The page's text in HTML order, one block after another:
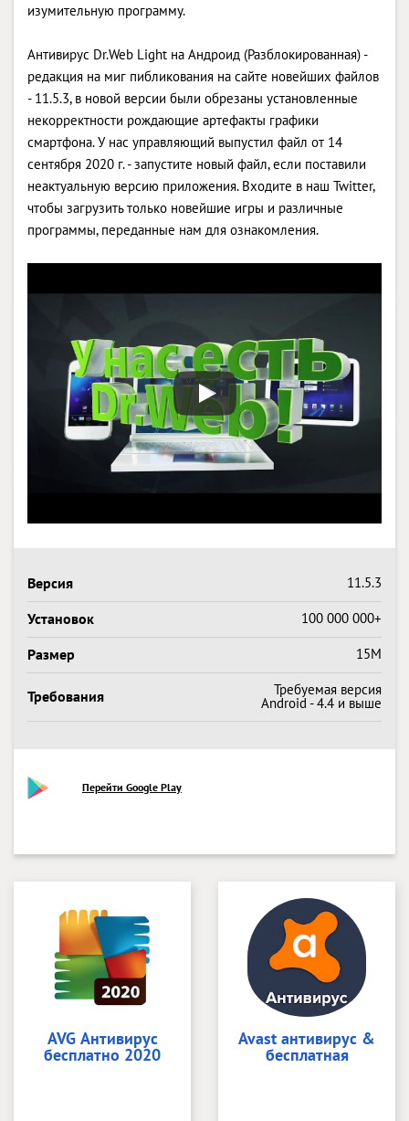
изумительную программу.
Антивирус Dr.Web Light на Андроид (Разблокированная) -
редакция на миг пибликования на сайте новейших файлов
- 11.5.3, в новой версии были обрезаны установленные
некорректности рождающие артефакты графики
смартфона. У нас управляющий выпустил файл от 14
сентября 2020 г. - запустите новый файл, если поставили
неактуальную версию приложения. Входите в наш Twitter,
чтобы загрузить только новейшие игры и различные
программы, переданные нам для ознакомления.
Версия 11.5.3
Установок 100 000 000+
Размер 15M
Требования Требуемая версия
Android - 4.4 и выше
Перейти Google Play
AVG Антивирус
бесплатно 2020
Avast антивирус &
бесплатная